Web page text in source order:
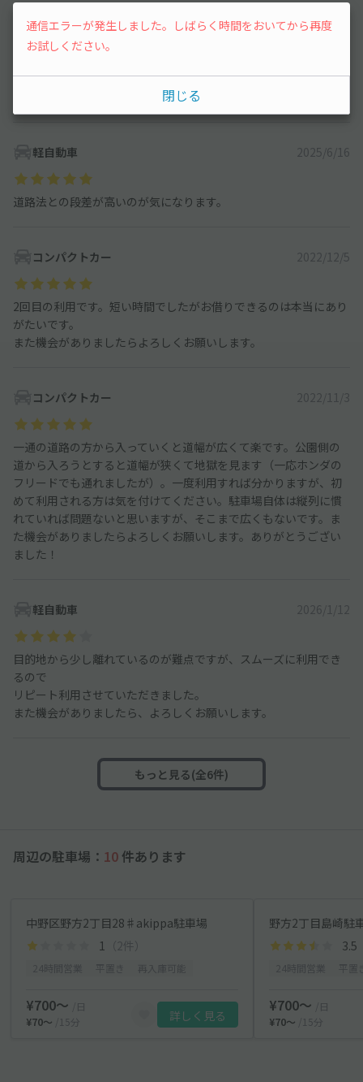
狭い道と縦列駐車に苦戦しました。都内だと縦列駐車が多いので
軽自動車 2025/6/16
道路法との段差が高いのが気になります。
コンパクトカー 2022/12/5
2回目の利用です。短い時間でしたがお借りできるのは本当にあり
がたいです。
また機会がありましたらよろしくお願いします。
コンパクトカー 2022/11/3
一通の道路の方から入っていくと道幅が広くて楽です。公園側の
道から入ろうとすると道幅が狭くて地獄を見ます（一応ホンダの
フリードでも通れましたが）。一度利用すれば分かりますが、初
めて利用される方は気を付けてください。駐車場自体は縦列に慣
れていれば問題ないと思いますが、そこまで広くもないです。ま
た機会がありましたらよろしくお願いします。ありがとうござい
ました！
軽自動車 2026/1/12
目的地から少し離れているのが難点ですが、スムーズに利用でき
るので
リピート利用させていただきました。
また機会がありましたら、よろしくお願いします。
もっと見る(全6件)
周辺の駐車場： 10 件あります
中野区野方2丁目28♯akippa駐車場
1
（2件）
¥700〜
/日
¥70〜
/15分 詳しく見る
野方2丁目島崎駐
3.5
¥700〜
/日
¥70〜
/15分
通信エラーが発生しました。しばらく時間をおいてから再度
お試しください。
閉じる